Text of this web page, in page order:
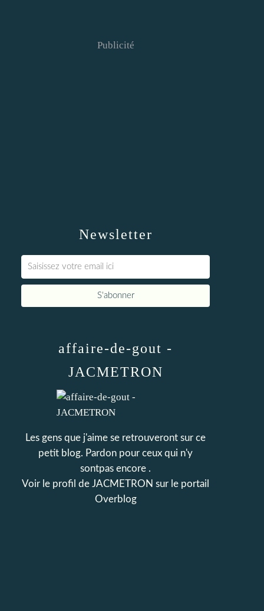
Newsletter
Publicité
affaire-de-gout -
JACMETRON
Les gens que j'aime se retrouveront sur ce
petit blog. Pardon pour ceux qui n'y
sontpas encore .
Voir le profil de JACMETRON sur le portail
Overblog